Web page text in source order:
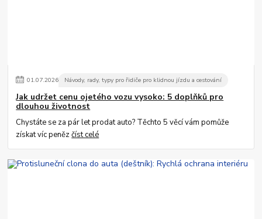
01.07.2026 Návody, rady, typy pro řidiče pro klidnou jízdu a cestování
Jak udržet cenu ojetého vozu vysoko: 5 doplňků pro
dlouhou životnost
Chystáte se za pár let prodat auto? Těchto 5 věcí vám pomůže
získat víc penězčíst celé